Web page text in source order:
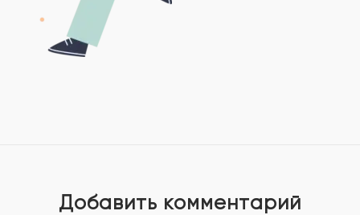
Добавить комментарий